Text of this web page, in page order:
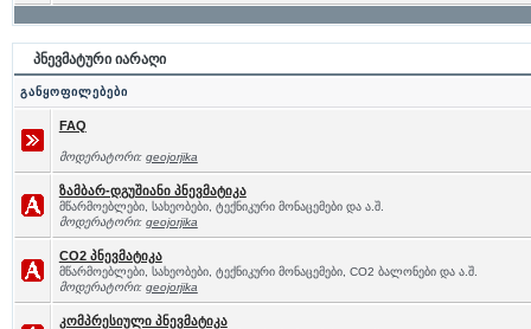
პნევმატური იარაღი
განყოფილებები
FAQ
მოდერატორი: geojorjika
ზამბარ-დგუშიანი პნევმატიკა
მწარმოებლები, სახეობები, ტექნიკური მონაცემები და ა.შ.
მოდერატორი: geojorjika
CO2 პნევმატიკა
მწარმოებლები, სახეობები, ტექნიკური მონაცემები, CO2 ბალონები და ა.შ.
მოდერატორი: geojorjika
კომპრესიული პნევმატიკა